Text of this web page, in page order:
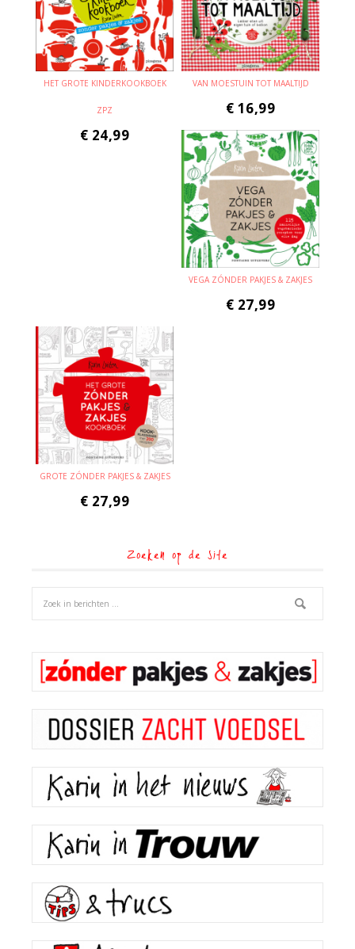
HET GROTE KINDERKOOKBOEK
ZPZ
€ 24,99
VAN MOESTUIN TOT MAALTIJD
€ 16,99
VEGA ZÓNDER PAKJES & ZAKJES
€ 27,99
GROTE ZÓNDER PAKJES & ZAKJES
€ 27,99
Zoeken op de site